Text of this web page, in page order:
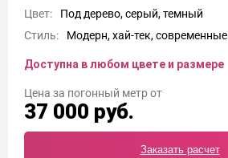
Цвет:
Под дерево, серый, темный
Стиль:
Модерн, хай-тек, современные
Доступна в любом цвете и размере
Цена
37 000 руб.
Заказать расчет